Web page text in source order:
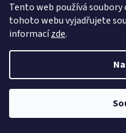
Tento web používá
tohoto webu vyjadřujete
informacízde.
Sací šachta samonosná
hodnocení
5,0
20 790 Kč bez DPH
Online